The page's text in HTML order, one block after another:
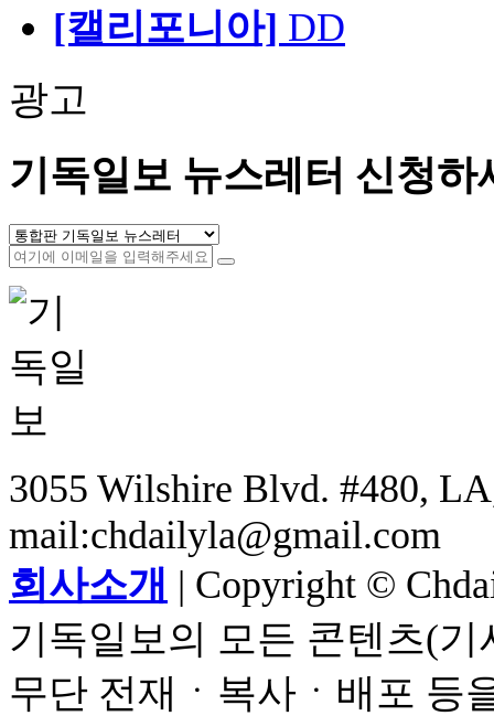
[캘리포니아] DD
광고
기독일보 뉴스레터 신청하
3055 Wilshire Blvd. #480,
mail:chdailyla@gmail.com
회사소개 | Copyright ©
기독일보의 모든 콘텐츠(
무단 전재ㆍ복사ㆍ배포 등